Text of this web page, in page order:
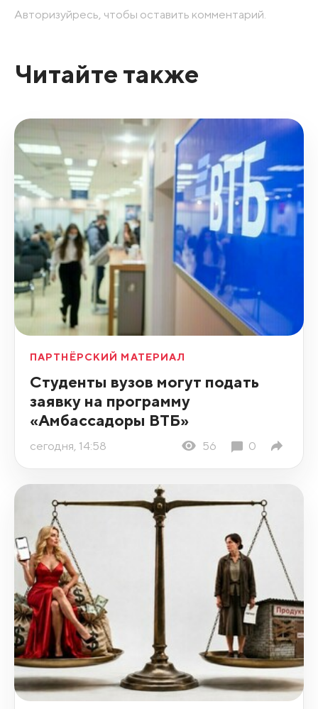
Авторизуйресь, чтобы оставить комментарий.
Читайте также
ПАРТНЁРСКИЙ МАТЕРИАЛ
Студенты вузов могут подать
заявку на программу
«Амбассадоры ВТБ»
сегодня, 14:58 56 0